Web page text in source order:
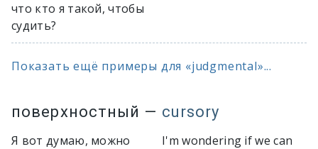
что кто я такой, чтобы
судить?
Показать ещё примеры для «judgmental»...
поверхностный — cursory
Я вот думаю, можно
I'm wondering if we can